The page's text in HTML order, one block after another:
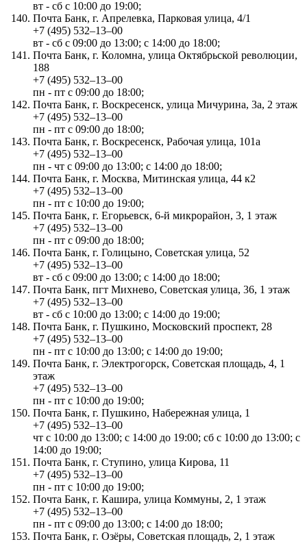
вт - сб с 10:00 до 19:00;
Почта Банк, г. Апрелевка, Парковая улица, 4/1
+7 (495) 532‒13‒00
вт - сб с 09:00 до 13:00; с 14:00 до 18:00;
Почта Банк, г. Коломна, улица Октябрьской революции,
188
+7 (495) 532‒13‒00
пн - пт с 09:00 до 18:00;
Почта Банк, г. Воскресенск, улица Мичурина, 3а, 2 этаж
+7 (495) 532‒13‒00
пн - пт с 09:00 до 18:00;
Почта Банк, г. Воскресенск, Рабочая улица, 101а
+7 (495) 532‒13‒00
пн - чт с 09:00 до 13:00; с 14:00 до 18:00;
Почта Банк, г. Москва, Митинская улица, 44 к2
+7 (495) 532‒13‒00
пн - пт с 10:00 до 19:00;
Почта Банк, г. Егорьевск, 6-й микрорайон, 3, 1 этаж
+7 (495) 532‒13‒00
пн - пт с 09:00 до 18:00;
Почта Банк, г. Голицыно, Советская улица, 52
+7 (495) 532‒13‒00
вт - сб с 09:00 до 13:00; с 14:00 до 18:00;
Почта Банк, пгт Михнево, Советская улица, 36, 1 этаж
+7 (495) 532‒13‒00
вт - сб с 10:00 до 13:00; с 14:00 до 19:00;
Почта Банк, г. Пушкино, Московский проспект, 28
+7 (495) 532‒13‒00
пн - пт с 10:00 до 13:00; с 14:00 до 19:00;
Почта Банк, г. Электрогорск, Советская площадь, 4, 1
этаж
+7 (495) 532‒13‒00
пн - пт с 10:00 до 19:00;
Почта Банк, г. Пушкино, Набережная улица, 1
+7 (495) 532‒13‒00
чт с 10:00 до 13:00; с 14:00 до 19:00; сб с 10:00 до 13:00; с
14:00 до 19:00;
Почта Банк, г. Ступино, улица Кирова, 11
+7 (495) 532‒13‒00
пн - пт с 10:00 до 19:00;
Почта Банк, г. Кашира, улица Коммуны, 2, 1 этаж
+7 (495) 532‒13‒00
пн - пт с 09:00 до 13:00; с 14:00 до 18:00;
Почта Банк, г. Озёры, Советская площадь, 2, 1 этаж